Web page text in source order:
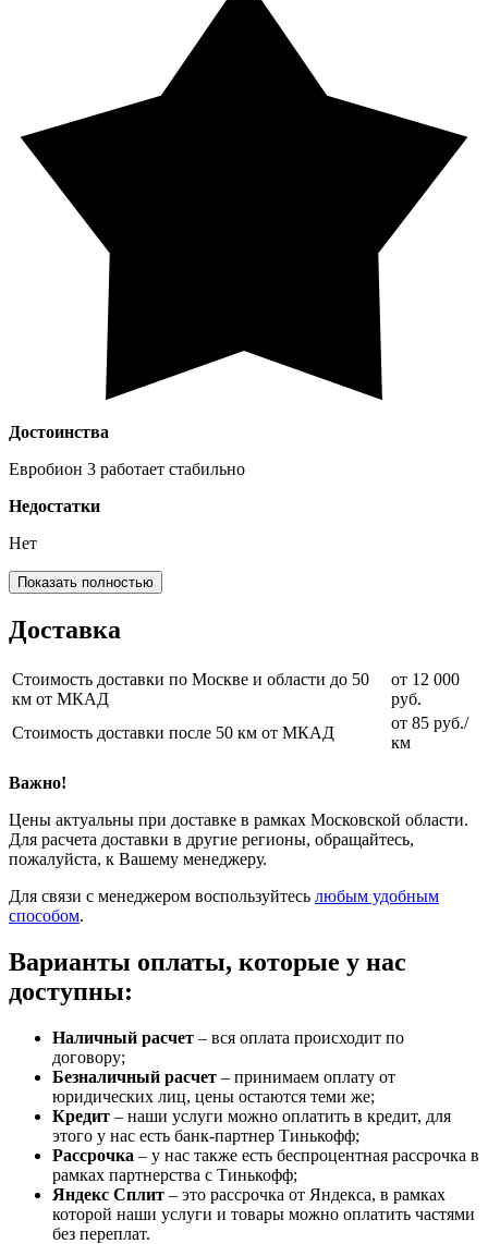
Достоинства
Евробион 3 работает стабильно
Недостатки
Нет
Показать полностью
Доставка
Стоимость доставки по Москве и области до 50
км от МКАД
от 12 000
руб.
Стоимость доставки после 50 км от МКАД
от 85 руб./
км
Важно!
Цены актуальны при доставке в рамках Московской области.
Для расчета доставки в другие регионы, обращайтесь,
пожалуйста, к Вашему менеджеру.
Для связи с менеджером воспользуйтесь любым удобным
способом.
Варианты оплаты, которые у нас
доступны:
Наличный расчет – вся оплата происходит по
договору;
Безналичный расчет – принимаем оплату от
юридических лиц, цены остаются теми же;
Кредит – наши услуги можно оплатить в кредит, для
этого у нас есть банк-партнер Тинькофф;
Рассрочка – у нас также есть беспроцентная рассрочка в
рамках партнерства с Тинькофф;
Яндекс Сплит – это рассрочка от Яндекса, в рамках
которой наши услуги и товары можно оплатить частями
без переплат.